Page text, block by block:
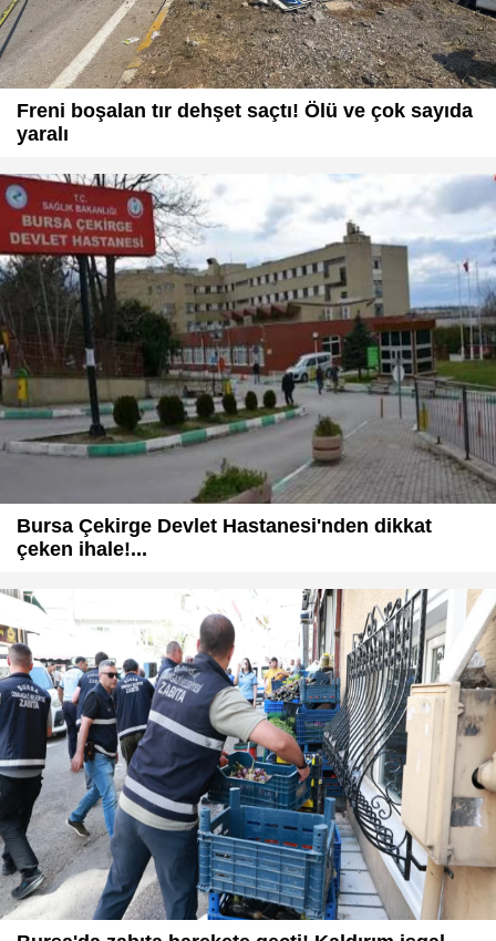
Freni boşalan tır dehşet saçtı! Ölü ve çok sayıda
yaralı
Bursa Çekirge Devlet Hastanesi'nden dikkat
çeken ihale!...